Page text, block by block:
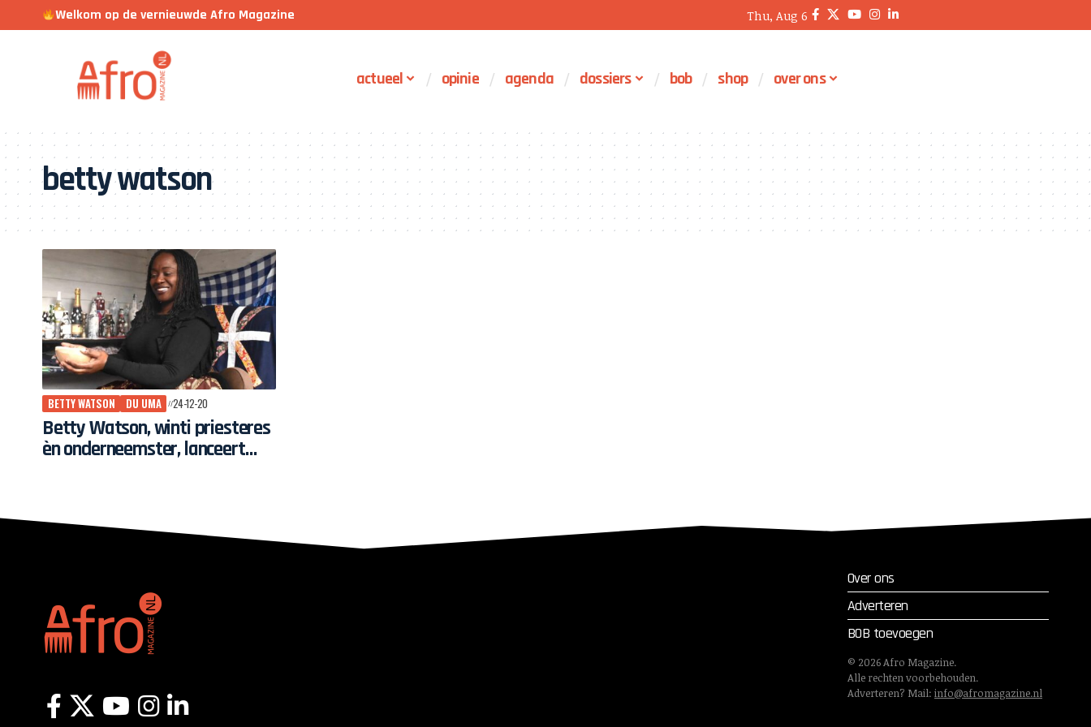
Welkom op de vernieuwde Afro Magazine Thu, Aug 6
actueel opinie agenda dossiers bob shop over ons
betty watson
BETTY WATSON DU UMA 24-12-20
Betty Watson, winti priesteres
èn onderneemster, lanceert
Over ons
Adverteren
BOB toevoegen
© 2026Afro Magazine.
Alle rechten voorbehouden.
Adverteren? Mail: info@afromagazine.nl